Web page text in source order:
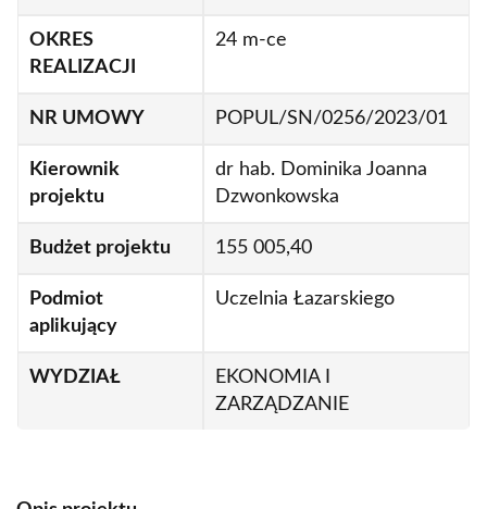
OKRES
REALIZACJI
24 m-ce
NR UMOWY POPUL/SN/0256/2023/01
Kierownik
projektu
dr hab. Dominika Joanna
Dzwonkowska
Budżet projektu 155 005,40
Podmiot
aplikujący
Uczelnia Łazarskiego
WYDZIAŁ
EKONOMIA I
ZARZĄDZANIE